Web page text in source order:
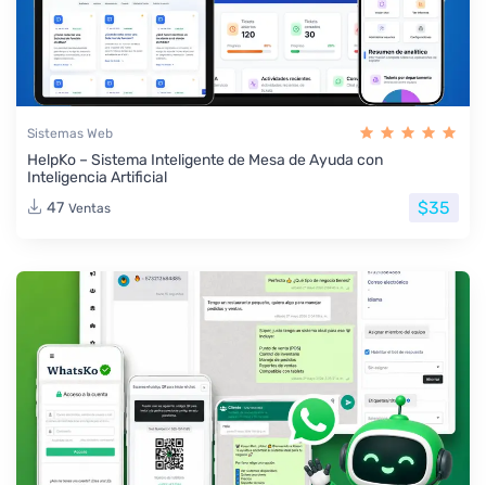
Sistemas Web
HelpKo – Sistema Inteligente de Mesa de Ayuda con
Inteligencia Artificial
47 Ventas $35